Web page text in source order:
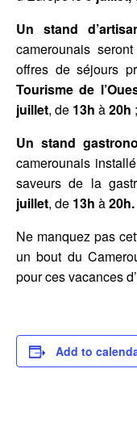
Un stand
camerounais
offres de séjours
Tourisme de
juillet, de 13h à20h ;
Un stand
camerounais
saveurs de la
juillet, de 13h à20h.
Ne manquez pas
un bout du
pour ces vacances
Add to